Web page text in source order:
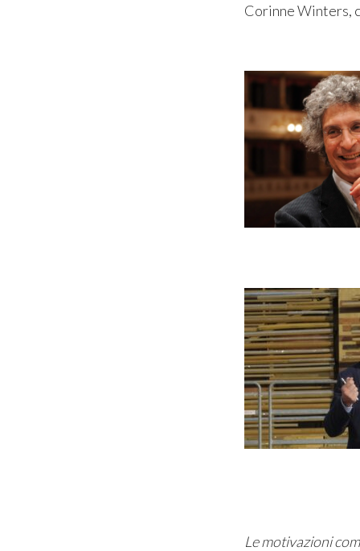
Corinne Winters,
Le motivazioni